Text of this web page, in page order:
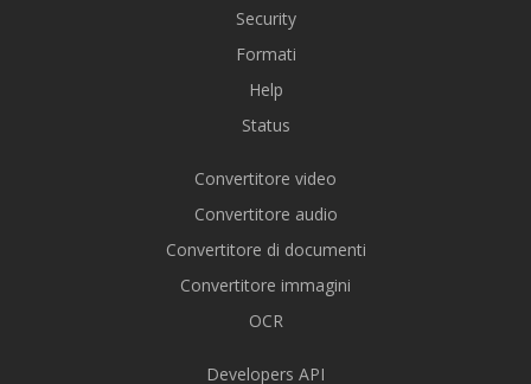
Security
Formati
Help
Status
Convertitore video
Convertitore audio
Convertitore di documenti
Convertitore immagini
OCR
Developers API